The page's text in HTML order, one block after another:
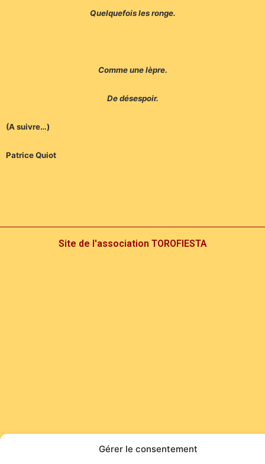
Gérer le consentement
Quelquefois les ronge.
Comme une lèpre.
De désespoir.
(A suivre…)
Patrice Quiot
Site de l'association TOROFIESTA